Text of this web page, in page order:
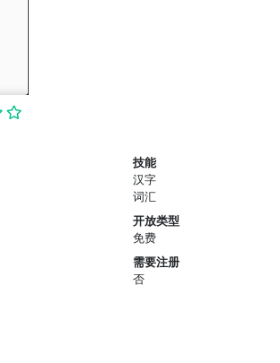
技能
汉字
词汇
开放类型
免费
需要注册
否